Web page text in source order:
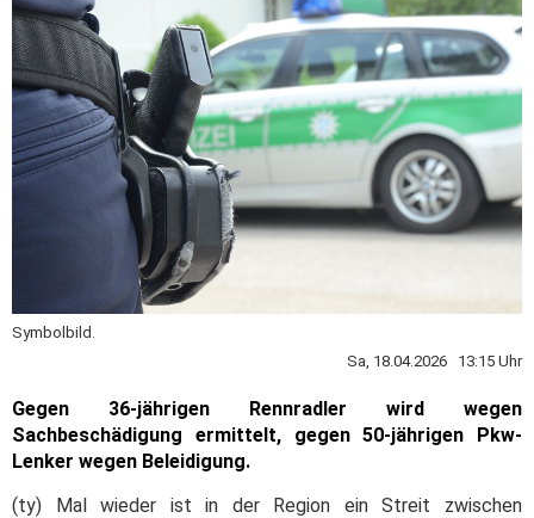
Symbolbild.
Sa, 18.04.2026 13:15 Uhr
Gegen 36-jährigen Rennradler wird wegen
Sachbeschädigung ermittelt, gegen 50-jährigen Pkw-
Lenker wegen Beleidigung.
(ty) Mal wieder ist in der Region ein Streit zwischen